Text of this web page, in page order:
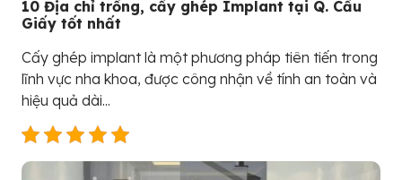
10 Địa chỉ trồng, cấy ghép Implant tại Q. Cầu
Giấy tốt nhất
Cấy ghép implant là một phương pháp tiên tiến trong
lĩnh vực nha khoa, được công nhận về tính an toàn và
hiệu quả dài...